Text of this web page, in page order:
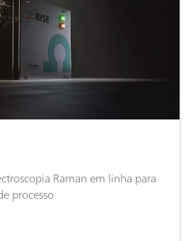
Raman em linha para
processo